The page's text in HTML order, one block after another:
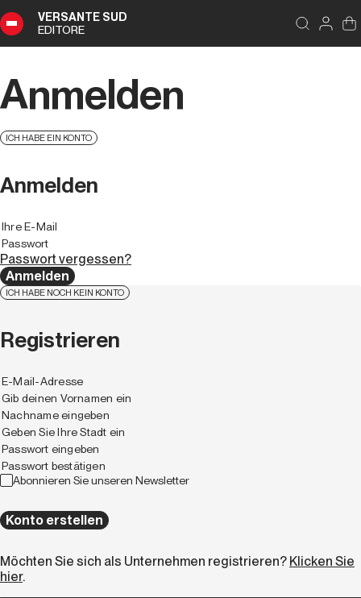
VERSANTE SUD
EDITORE
Anmelden
ICH HABE EIN KONTO
Anmelden
Passwort vergessen?
Anmelden
ICH HABE NOCH KEIN KONTO
Registrieren
Abonnieren Sie unseren Newsletter
Konto erstellen
Möchten Sie sich als Unternehmen registrieren? Klicken Sie
hier.